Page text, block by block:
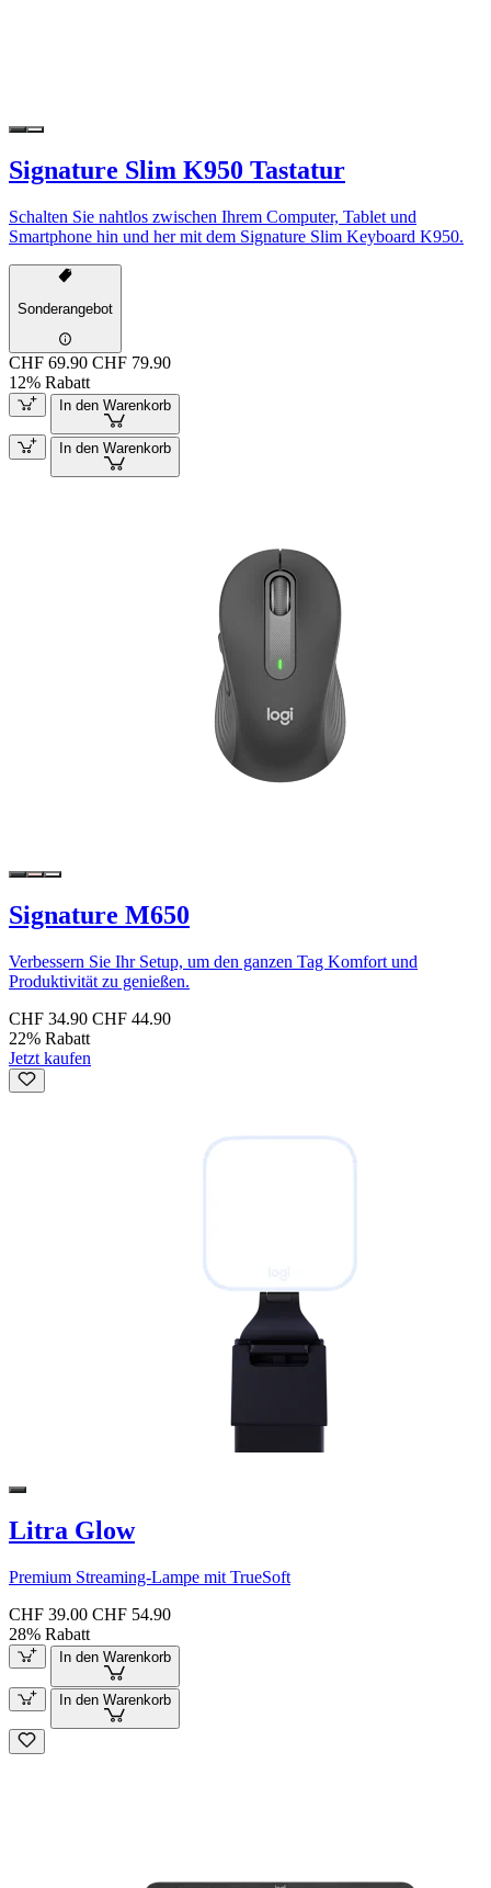
Signature Slim K950 Tastatur
Schalten Sie nahtlos zwischen Ihrem Computer, Tablet und
Smartphone hin und her mit dem Signature Slim Keyboard K950.
Sonderangebot
CHF 69.90 CHF 79.90
12% Rabatt
In den Warenkorb
In den Warenkorb
Signature M650
Verbessern Sie Ihr Setup, um den ganzen Tag Komfort und
Produktivität zu genießen.
CHF 34.90 CHF 44.90
22% Rabatt
Jetzt kaufen
Litra Glow
Premium Streaming-Lampe mit TrueSoft
CHF 39.00 CHF 54.90
28% Rabatt
In den Warenkorb
In den Warenkorb